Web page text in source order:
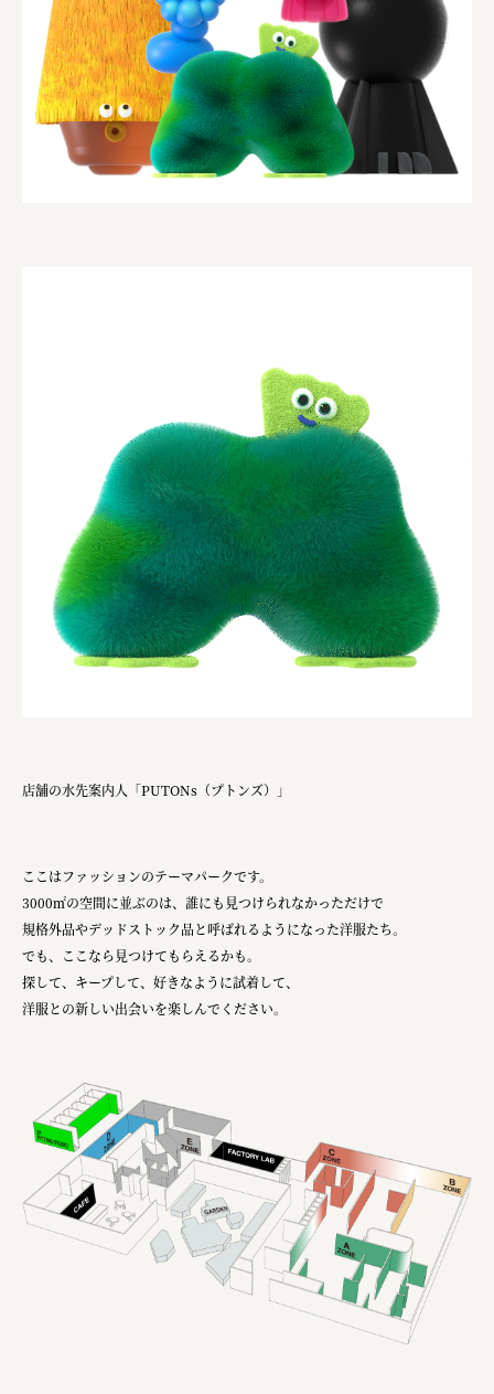
店舗の水先案内人「PUTONs（プトンズ）」
ここはファッションのテーマパークです。
3000㎡の空間に並ぶのは、誰にも見つけられなかっただけで
規格外品やデッドストック品と呼ばれるようになった洋服たち。
でも、ここなら見つけてもらえるかも。
探して、キープして、好きなように試着して、
洋服との新しい出会いを楽しんでください。